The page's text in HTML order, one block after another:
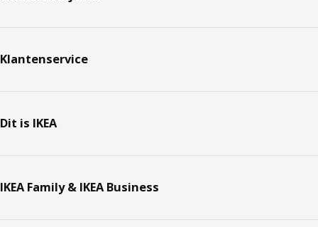
Klantenservice
Dit is IKEA
IKEA Family & IKEA Business